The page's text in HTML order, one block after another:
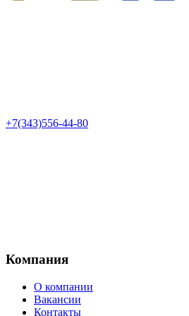
+7(343)556-44-80
Компания
О компании
Вакансии
Контакты